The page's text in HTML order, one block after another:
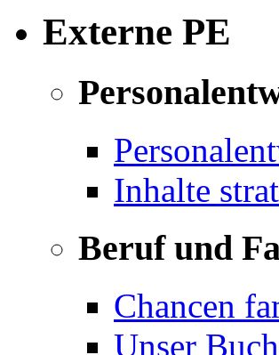
Externe PE
Inhalte
Beruf und
Chancen
Unser